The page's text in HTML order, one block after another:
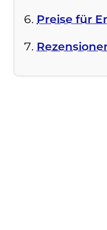
Preise für